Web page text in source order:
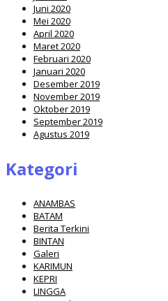
Juni 2020
Mei 2020
April 2020
Maret 2020
Februari 2020
Januari 2020
Desember 2019
November 2019
Oktober 2019
September 2019
Agustus 2019
Kategori
ANAMBAS
BATAM
Berita Terkini
BINTAN
Galeri
KARIMUN
KEPRI
LINGGA